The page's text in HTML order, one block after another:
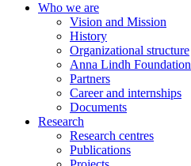
Who we are
Vision and Mission
History
Organizational structure
Anna Lindh Foundation
Partners
Career and internships
Documents
Research
Research centres
Publications